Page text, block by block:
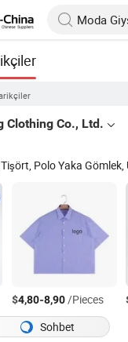
Clothing Co., Ltd.
Polo Yaka Gömlek,
$4,80-8,90/Pieces
Sohbet